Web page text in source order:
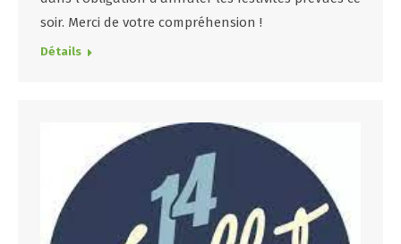
soir. Merci de votre compréhension !
Détails